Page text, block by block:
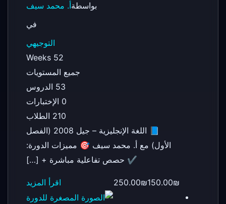
بواسطةأ. محمد سيف
في
التوجيهي
52 Weeks
جميع المستويات
53 الدروس
0 الإختبارات
210 الطلاب
📘 اللغة الإنجليزية – جيل 2008 (الفصل
الأول) مع أ. محمد سيف 🎯 مميزات الدورة:
✔️ حصص تفاعلية مباشرة + […]
250.00₪150.00₪ اقرأ المزيد